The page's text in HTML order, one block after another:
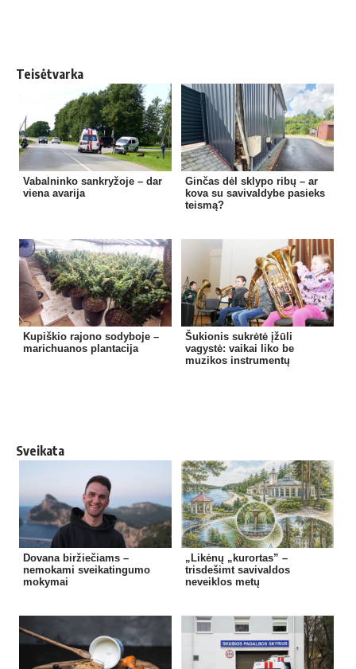
Teisėtvarka
Vabalninko sankryžoje – dar
viena avarija
Ginčas dėl sklypo ribų – ar
kova su savivaldybe pasieks
teismą?
Kupiškio rajono sodyboje –
marichuanos plantacija
Šukionis sukrėtė įžūli
vagystė: vaikai liko be
muzikos instrumentų
Sveikata
Dovana biržiečiams –
nemokami sveikatingumo
mokymai
„Likėnų „kurortas” –
trisdešimt savivaldos
neveiklos metų